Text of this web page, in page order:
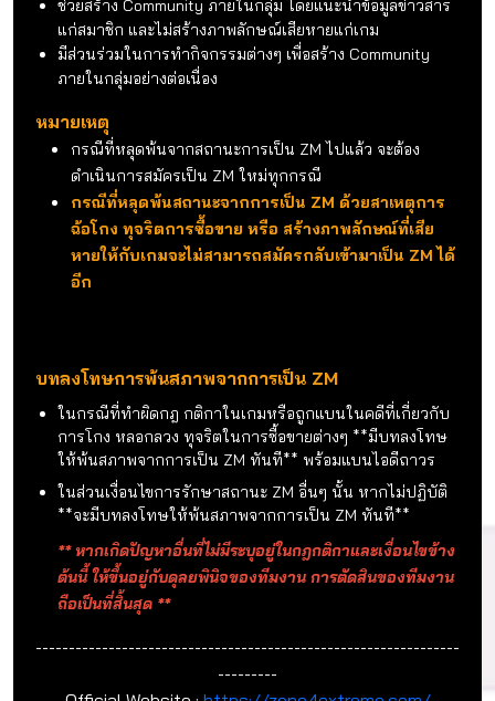
ประมาท ZM ท่านนั้นจะต้องรับผิดชอบความเสียหาย
ทั้งหมด
ZM จะต้องไม่ทำผิดกฎ-กติกาในเกม หรือถูกแบนจากคดี
การโกง ทุจริต หลอกลวง หากตรวจพบว่ามีความผิดจริง
หายให้กับทางบริษัทตามมูลค่าที่บริษัทชดเชยให้ผู้เล่น
ห้าม ZM ใช้บัญชีธนาคารอื่นนอกเหนือจากที่แจ้งไว้กับทีม
งาน หากตรวจสอบพบ จะถูกปลดสถานะออกจากการเป็น
ZM ทันที (ต้องแจ้งข้อมูลบัญชีที่จะใช้ให้ครบถ้วนเสมอ)
ช่วยสร้าง Community ภายในกลุ่ม โดยแนะนำข้อมูลข่าวสาร
แก่สมาชิก และไม่สร้างภาพลักษณ์เสียหายแก่เกม
มีส่วนร่วมในการทำกิจกรรมต่างๆ เพื่อสร้าง Community
กรณีที่หลุดพ้นจากสถานะการเป็น ZM ไปแล้ว จะต้อง
ดำเนินการสมัครเป็น ZM ใหม่ทุกกรณี
กรณีที่หลุดพ้นสถานะจากการเป็น ZM ด้วยสาเหตุการ
ฉ้อโกง ทุจริตการซื้อขาย หรือ สร้างภาพลักษณ์ที่เสีย
หายให้กับเกมจะไม่สามารถสมัครกลับเข้ามาเป็น ZM ได้
อีก
บทลงโทษการพ้นสภาพจากการเป็น ZM